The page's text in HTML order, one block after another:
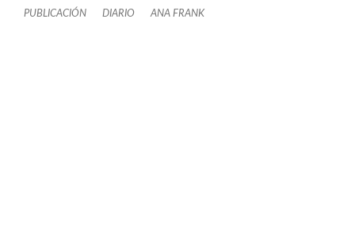
PUBLICACIÓN DIARIO ANA FRANK